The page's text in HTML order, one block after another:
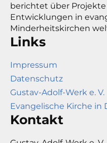
berichtet über
Entwicklungen in
Minderheitskirchen
Links
Impressum
Datenschutz
Gustav-Adolf-Werk e. V.
Evangelische Kirche in
Kontakt